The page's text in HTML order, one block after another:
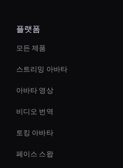
플랫폼
모든 제품
스트리밍 아바타
아바타 영상
비디오 번역
토킹 아바타
페이스 스왑